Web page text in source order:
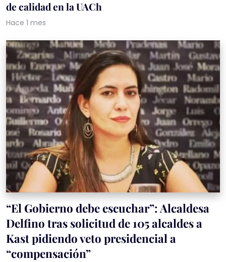
de calidad en la UACh
Hace 1 mes
“El Gobierno debe escuchar”: Alcaldesa
Delfino tras solicitud de 105 alcaldes a
Kast pidiendo veto presidencial a
“compensación”